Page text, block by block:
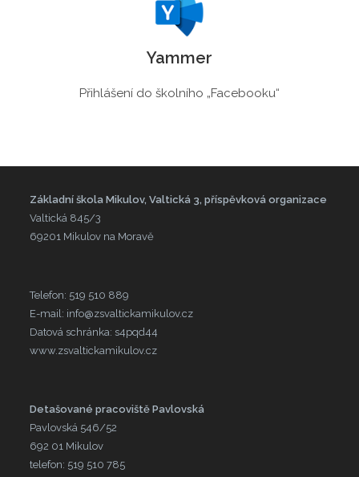
Yammer
Přihlášení do školního „Facebooku“
Základní škola Mikulov, Valtická 3, příspěvková organizace
Valtická 845/3
69201 Mikulov na Moravě
Telefon: 519 510 889
E-mail: info@zsvaltickamikulov.cz
Datová schránka: s4pqd44
www.zsvaltickamikulov.cz
Detašované pracoviště Pavlovská
Pavlovská 546/52
692 01 Mikulov
telefon: 519 510 785